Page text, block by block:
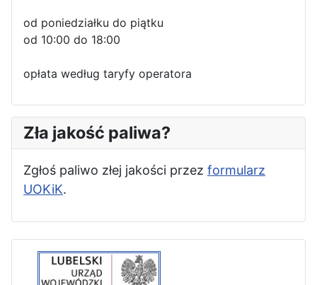
od poniedziałku do piątku
od 10:00 do 18:00
opłata według taryfy operatora
Zła jakość paliwa?
Zgłoś paliwo złej jakości przez formularz
UOKiK.